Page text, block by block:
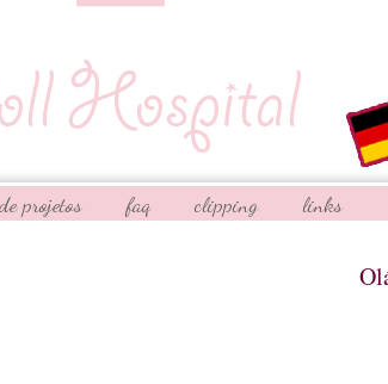
projetos faq clipping links